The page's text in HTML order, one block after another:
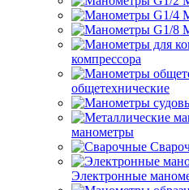
компрессора
общетехнические
манометры
Электронные